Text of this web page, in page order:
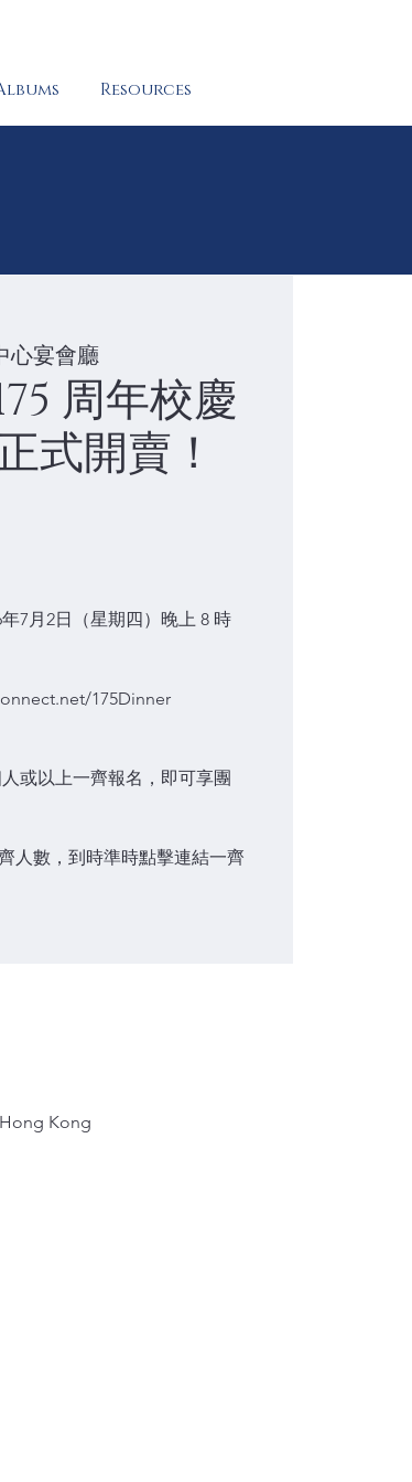
Resources
心宴會廳
周年校慶
式開賣！
7月2日（星期四）晚上 8 時
175Dinner
或以上一齊報名，即可享團
人數，到時準時點擊連結一齊
Kong